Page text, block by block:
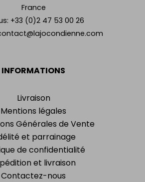
INFORMATIONS
Livraison
Mentions légales
Générales de Vente
et parrainage
de confidentialité
et livraison
Contactez-nous
France
+33 (0)2 47 53 00 26